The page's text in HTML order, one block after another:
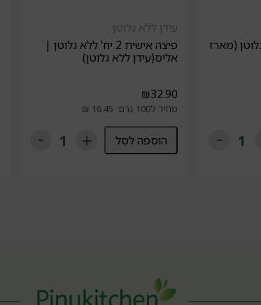
(מארז
עידן ללא גלוטן
פיצה אישית 2 יח' ללא גלוטן |
אליס(עידן ללא גלוטן)
₪32.90
מחיר ל100 גרם: 16.45 ₪
הוספה לסל